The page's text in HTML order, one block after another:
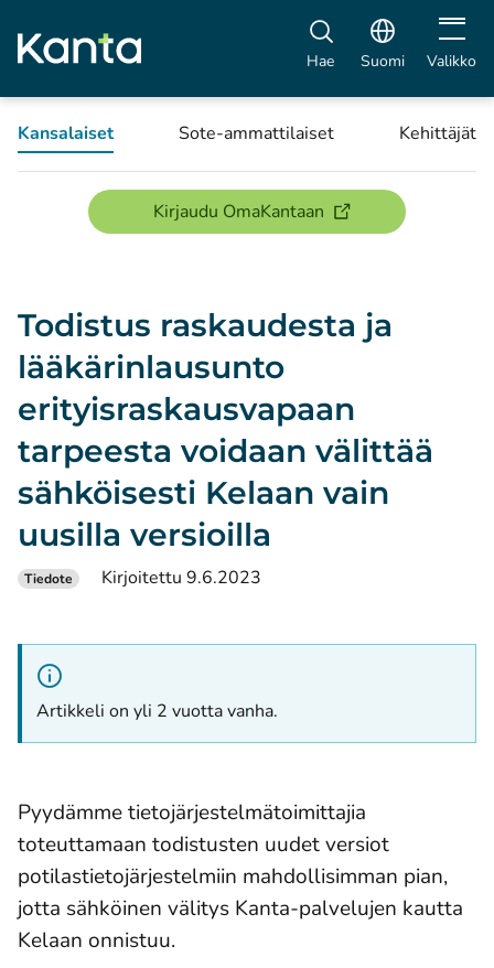
Hae Suomi Avaa
Valikko
Kansalaiset Sote-ammattilaiset Kehittäjät
Kirjaudu OmaKantaan(avautuu uuteen
Todistus raskaudesta ja
lääkärinlausunto
erityisraskausvapaan
tarpeesta voidaan välittää
sähköisesti Kelaan vain
uusilla versioilla
Tiedote Kirjoitettu 9.6.2023
Artikkeli on yli 2 vuotta vanha.
Pyydämme tietojärjestelmätoimittajia
toteuttamaan todistusten uudet versiot
potilastietojärjestelmiin mahdollisimman pian,
jotta sähköinen välitys Kanta-palvelujen kautta
Kelaan onnistuu.